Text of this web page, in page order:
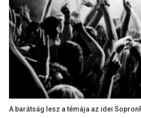
A barátság lesz a témája az idei